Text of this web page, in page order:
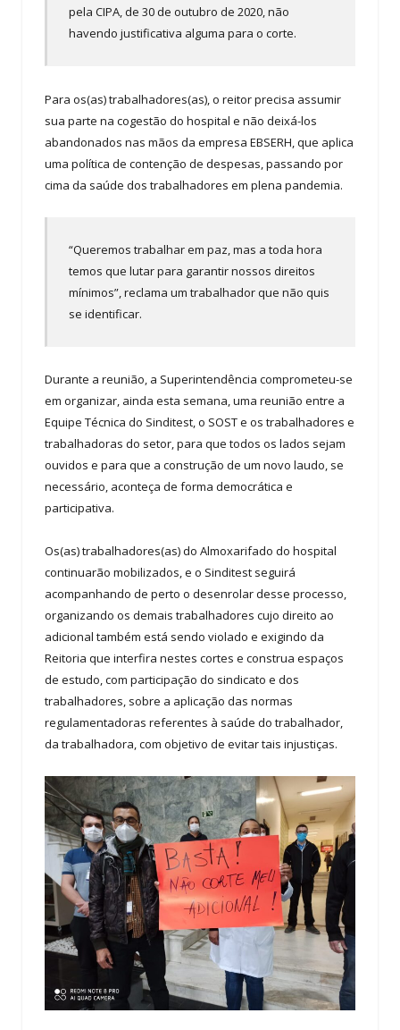
pela CIPA, de 30 de outubro de 2020, não
havendo justificativa alguma para o corte.
Para os(as) trabalhadores(as), o reitor precisa assumir
sua parte na cogestão do hospital e não deixá-los
abandonados nas mãos da empresa EBSERH, que aplica
uma política de contenção de despesas, passando por
cima da saúde dos trabalhadores em plena pandemia.
“Queremos trabalhar em paz, mas a toda hora
temos que lutar para garantir nossos direitos
mínimos”, reclama um trabalhador que não quis
se identificar.
Durante a reunião, a Superintendência comprometeu-se
em organizar, ainda esta semana, uma reunião entre a
Equipe Técnica do Sinditest, o SOST e os trabalhadores e
trabalhadoras do setor, para que todos os lados sejam
ouvidos e para que a construção de um novo laudo, se
necessário, aconteça de forma democrática e
participativa.
Os(as) trabalhadores(as) do Almoxarifado do hospital
continuarão mobilizados, e o Sinditest seguirá
acompanhando de perto o desenrolar desse processo,
organizando os demais trabalhadores cujo direito ao
adicional também está sendo violado e exigindo da
Reitoria que interfira nestes cortes e construa espaços
de estudo, com participação do sindicato e dos
trabalhadores, sobre a aplicação das normas
regulamentadoras referentes à saúde do trabalhador,
da trabalhadora, com objetivo de evitar tais injustiças.